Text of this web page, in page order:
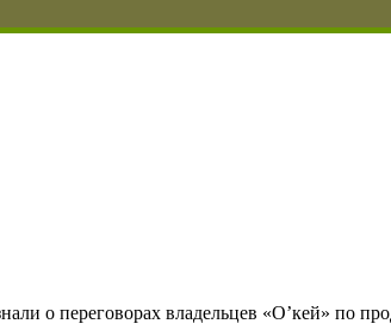
о переговорах владельцев «О’кей» по